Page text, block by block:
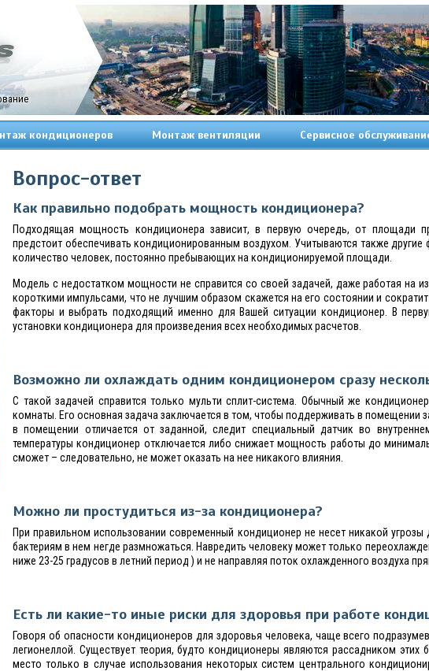
кондиционеров Монтаж вентиляции Сервисное
Вопрос-ответ
Как правильно подобрать мощность кондиционера?
Подходящая мощность кондиционера зависит, в первую очередь, от площади
предстоит обеспечивать кондиционированным воздухом. Учитываются также
количество человек, постоянно пребывающих на кондиционируемой площади.
Модель с недостатком мощности не справится со своей задачей, даже работая на
короткими импульсами, что не лучшим образом скажется на его состоянии и
факторы и выбрать подходящий именно для Вашей ситуации кондиционер. В
установки кондиционера для произведения всех необходимых расчетов.
Возможно ли охлаждать одним кондиционером сразу
С такой задачей справится только мульти сплит-система. Обычный же
комнаты. Его основная задача заключается в том, чтобы поддерживать в помещении
в помещении отличается от заданной, следит специальный датчик во
температуры кондиционер отключается либо снижает мощность работы до
сможет – следовательно, не может оказать на нее никакого влияния.
Можно ли простудиться из-за кондиционера?
При правильном использовании современный кондиционер не несет никакой
бактериям в нем негде размножаться. Навредить человеку может только
ниже 23-25 градусов в летний период ) и не направляя поток охлажденного воздуха
Есть ли какие-то иные риски для здоровья при работе
Говоря об опасности кондиционеров для здоровья человека, чаще всего
легионеллой. Существует теория, будто кондиционеры являются рассадником
место только в случае использования некоторых систем центрального